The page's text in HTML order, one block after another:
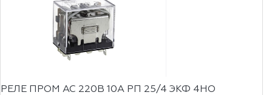
РЕЛЕ ПРОМ AC 220B 10A РП 25/4 ЭКФ 4НО